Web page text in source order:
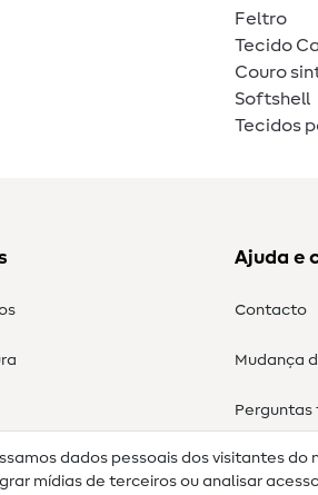
Feltro
Tecido
Couro
Softshell
Tecidos
Ajuda e
Contacto
Mudança
Perguntas
Direito de
dados pessoais dos visitantes do
mídias de terceiros ou analisar